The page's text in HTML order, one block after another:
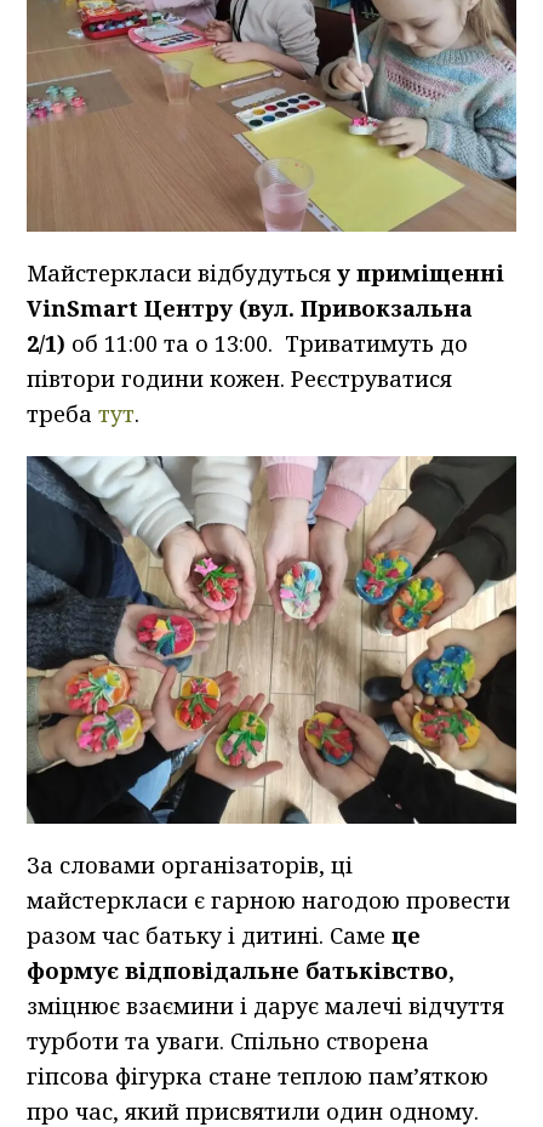
Майстеркласи відбудуться у приміщенні
VinSmart Центру (вул. Привокзальна
2/1) об 11:00 та о 13:00. Триватимуть до
півтори години кожен. Реєструватися
требатут.
За словами організаторів, ці
майстеркласи є гарною нагодою провести
разом час батьку і дитині. Самеце
формує відповідальне батьківство,
зміцнює взаємини і дарує малечі відчуття
турботи та уваги. Спільно створена
гіпсова фігурка стане теплою пам’яткою
про час, який присвятили один одному.